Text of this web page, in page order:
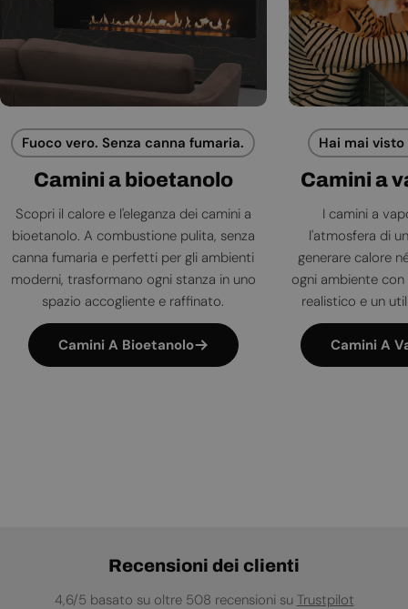
Fuoco vero. Senza canna fumaria.
Camini a bioetanolo
Scopri il calore e l'eleganza dei camini a
bioetanolo. A combustione pulita, senza
canna fumaria e perfetti per gli ambienti
moderni, trasformano ogni stanza in uno
spazio accogliente e raffinato.
Camini A Bioetanolo
Hai mai
Camini a
I camini a
l'atmosfera di
generare calore
ogni ambiente
realistico e un
Camini A
Recensioni dei clienti
4,6/5 basato su oltre 508 recensioni su Trustpilot